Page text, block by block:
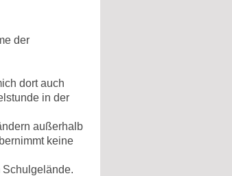
der
dort auch
in der
außerhalb
keine